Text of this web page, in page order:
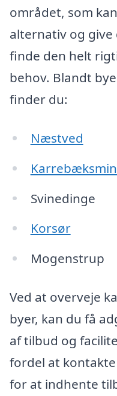
området, som
alternativ og
finde den helt
behov. Blandt
finder du:
Næstved
Svinedinge
Korsør
Mogenstrup
Ved at overveje
byer, kan du få
af tilbud og
fordel at
for at indhente